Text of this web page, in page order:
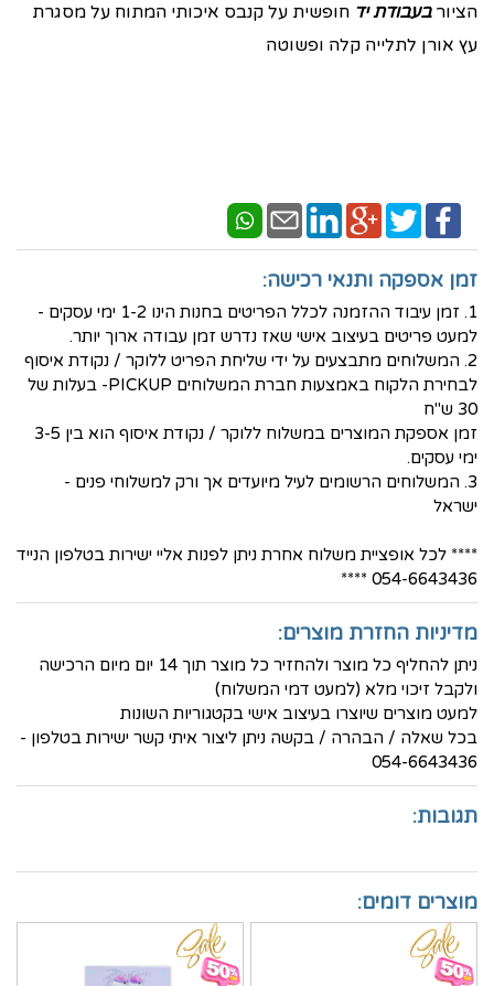
הציורבעבודת יד חופשית על קנבס איכותי המתוח על מסגרת
עץ אורן לתלייה קלה ופשוטה
זמן אספקה ותנאי רכישה:
1. זמן עיבוד ההזמנה לכלל הפריטים בחנות הינו 1-2 ימי עסקים -
למעט פריטים בעיצוב אישי שאז נדרש זמן עבודה ארוך יותר.
2. המשלוחים מתבצעים על ידי שליחת הפריט ללוקר / נקודת איסוף
לבחירת הלקוח באמצעות חברת המשלוחים PICKUP- בעלות של
30 ש"ח
זמן אספקת המוצרים במשלוח ללוקר / נקודת איסוף הוא בין 3-5
ימי עסקים.
3. המשלוחים הרשומים לעיל מיועדים אך ורק למשלוחי פנים -
ישראל
**** לכל אופציית משלוח אחרת ניתן לפנות אליי ישירות בטלפון הנייד
054-6643436 ****
מדיניות החזרת מוצרים:
ניתן להחליף כל מוצר ולהחזיר כל מוצר תוך 14 יום מיום הרכישה
ולקבל זיכוי מלא (למעט דמי המשלוח)
למעט מוצרים שיוצרו בעיצוב אישי בקטגוריות השונות
בכל שאלה / הבהרה / בקשה ניתן ליצור איתי קשר ישירות בטלפון -
054-6643436
תגובות:
מוצרים דומים: